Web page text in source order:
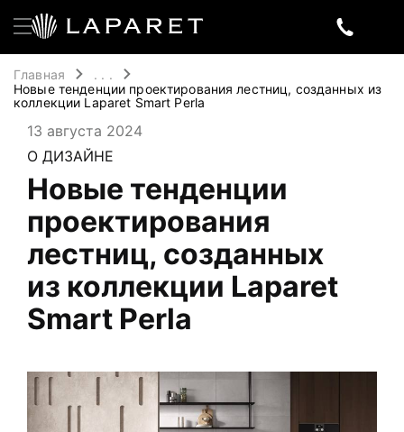
Главная
. . .
Новые тенденции проектирования лестниц, созданных из
коллекции Laparet Smart Perla
13 августа 2024
О ДИЗАЙНЕ
Новые тенденции
проектирования
лестниц, созданных
из коллекции Laparet
Smart Perla